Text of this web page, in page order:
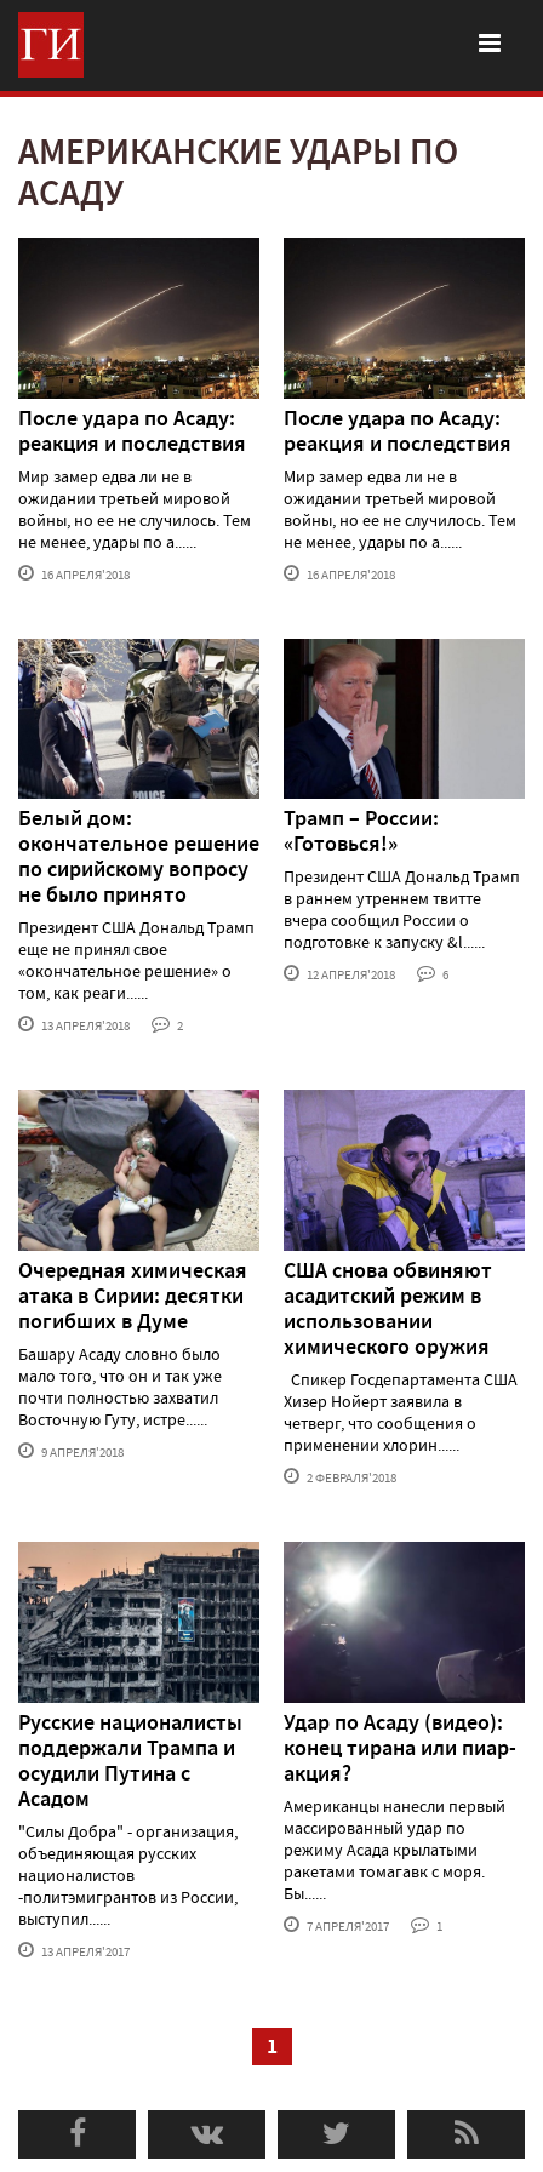
АМЕРИКАНСКИЕ УДАРЫ ПО
АСАДУ
После удара по Асаду:
реакция и последствия
Мир замер едва ли не в
ожидании третьей мировой
войны, но ее не случилось. Тем
не менее, удары по а......
16 АПРЕЛЯ'2018
После удара по Асаду:
реакция и последствия
Мир замер едва ли не в
ожидании третьей мировой
войны, но ее не случилось. Тем
не менее, удары по а......
16 АПРЕЛЯ'2018
Белый дом:
окончательное решение
по сирийскому вопросу
не было принято
Президент США Дональд Трамп
еще не принял свое
«окончательное решение» о
том, как реаги......
13 АПРЕЛЯ'2018 2
Трамп – России:
«Готовься!»
Президент США Дональд Трамп
в раннем утреннем твитте
вчера сообщил России о
подготовке к запуску &l......
12 АПРЕЛЯ'2018 6
Очередная химическая
атака в Сирии: десятки
погибших в Думе
Башару Асаду словно было
мало того, что он и так уже
почти полностью захватил
Восточную Гуту, истре......
9 АПРЕЛЯ'2018
США снова обвиняют
асадитский режим в
использовании
химического оружия
Спикер Госдепартамента США
Хизер Нойерт заявила в
четверг, что сообщения о
применении хлорин......
2 ФЕВРАЛЯ'2018
Русские националисты
поддержали Трампа и
осудили Путина с
Асадом
"Силы Добра" - организация,
объединяющая русских
националистов
-политэмигрантов из России,
выступил......
13 АПРЕЛЯ'2017
Удар по Асаду (видео):
конец тирана или пиар-
акция?
Американцы нанесли первый
массированный удар по
режиму Асада крылатыми
ракетами томагавк с моря.
Бы......
7 АПРЕЛЯ'2017 1
1